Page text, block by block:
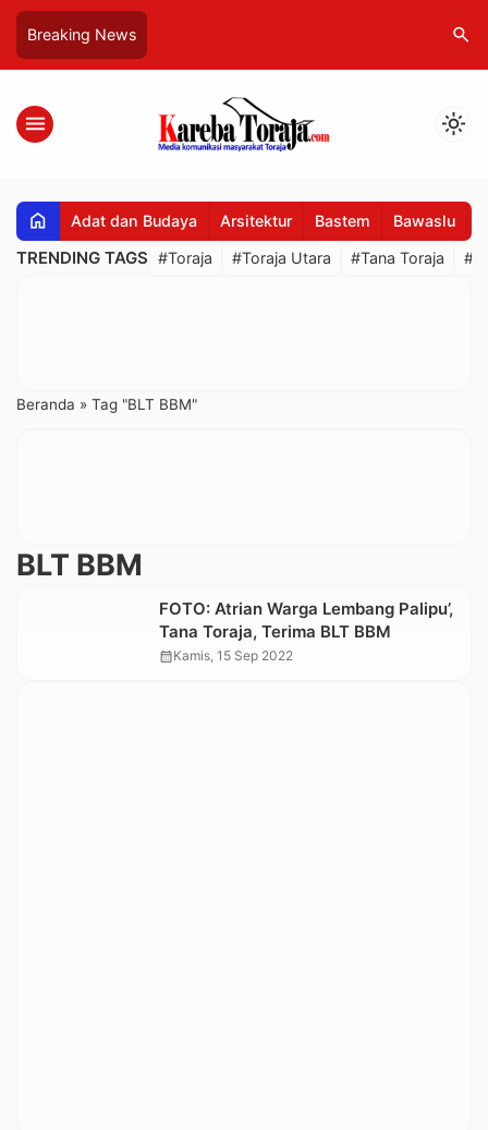
Breaking News search
menu light_mode
home Adat dan Budaya Arsitektur Bastem Bawaslu
TRENDING TAGS #Toraja #Toraja Utara #Tana Toraja
Beranda » Tag "BLT BBM"
BLT BBM
FOTO: Atrian Warga Lembang Palipu’,
Tana Toraja, Terima BLT BBM
calendar_monthKamis, 15 Sep 2022